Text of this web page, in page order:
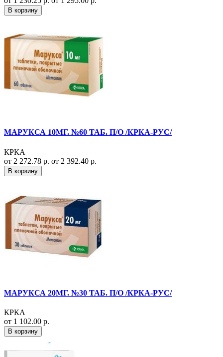
В корзину
МАРУКСА 10МГ. №60 ТАБ. П/О /КРКА-РУС/
КРКА
от 2 272.78 р. от 2 392.40 р.
В корзину
МАРУКСА 20МГ. №30 ТАБ. П/О /КРКА-РУС/
КРКА
от 1 102.00 р.
В корзину